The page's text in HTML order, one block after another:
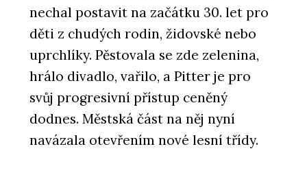
nechal postavit na začátku 30. let pro
děti z chudých rodin, židovské nebo
uprchlíky. Pěstovala se zde zelenina,
hrálo divadlo, vařilo, a Pitter je pro
svůj progresivní přístup ceněný
dodnes. Městská část na něj nyní
navázala otevřením nové lesní třídy.